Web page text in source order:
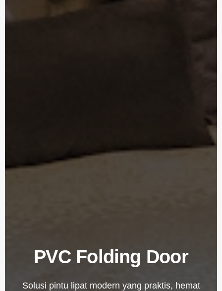
PVC Folding Door
Solusi pintu lipat modern yang praktis, hemat